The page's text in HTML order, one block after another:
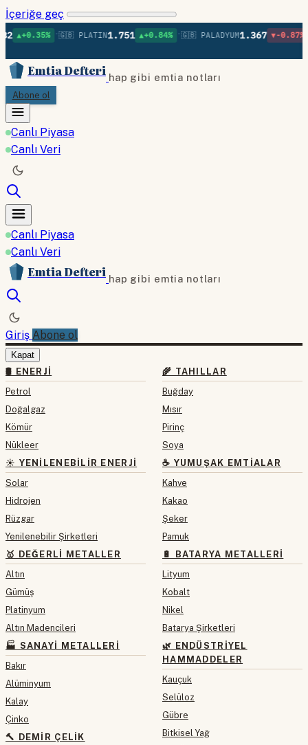
İçeriğe geç
•🇬🇧 PLATIN1.751 ▲+0.84% •🇬🇧 PALADYUM1.367 ▼-0.87% •🇬🇧
Emtia Defteri hap gibi emtia notları
Abone ol
Canlı Piyasa
Canlı Veri
Canlı Piyasa
Canlı Veri
Emtia Defteri hap gibi emtia notları
Giriş Abone ol
Kapat
🛢 ENERJI
Petrol
Doğalgaz
Kömür
Nükleer
☀️ YENILENEBILIR ENERJI
Solar
Hidrojen
Rüzgar
Yenilenebilir Şirketleri
🥇 DEĞERLI METALLER
Altın
Gümüş
Platinyum
Altın Madencileri
🏭 SANAYI METALLERI
Bakır
Alüminyum
Kalay
Çinko
🔨 DEMIR ÇELIK
🌾 TAHILLAR
Buğday
Mısır
Pirinç
Soya
☕ YUMUŞAK EMTIALAR
Kahve
Kakao
Şeker
Pamuk
🔋 BATARYA METALLERI
Lityum
Kobalt
Nikel
Batarya Şirketleri
🌿 ENDÜSTRIYEL
HAMMADDELER
Kauçuk
Selüloz
Gübre
Bitkisel Yağ